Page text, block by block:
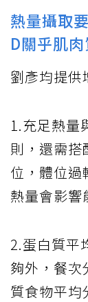
熱量攝取
D關乎肌肉
劉彥均提供
1.充足熱量
則，還需搭
位，體位過
熱量會影響
2.蛋白質平
夠外，餐次
質食物平均